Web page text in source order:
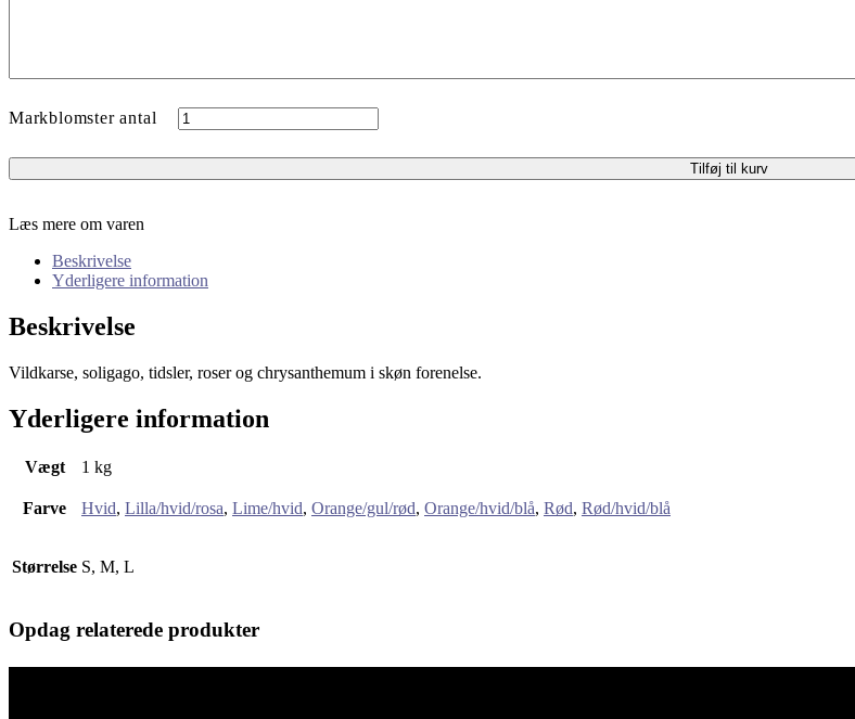
Markblomster antal
Tilføj til kurv
Læs mere om varen
Beskrivelse
Yderligere information
Beskrivelse
Vildkarse, soligago, tidsler, roser og chrysanthemum i skøn forenelse.
Yderligere information
Vægt 1 kg
Farve Hvid, Lilla/hvid/rosa, Lime/hvid, Orange/gul/rød, Orange/hvid/blå, Rød, Rød/hvid/blå
Størrelse S, M, L
Opdag relaterede produkter